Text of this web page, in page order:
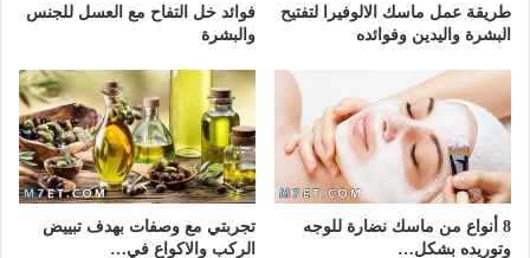
طريقة عمل ماسك الالوفيرا لتفتيح
البشرة واليدين وفوائده
فوائد خل التفاح مع العسل للجنس
والبشرة
8 أنواع من ماسك نضارة للوجه
وتوريده بشكل…
تجربتي مع وصفات بهدف تبييض
الركب والاكواع في…